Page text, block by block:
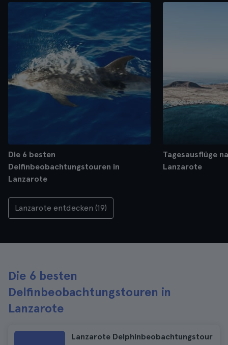
Die 6 besten
Delfinbeobachtungstouren in
Lanzarote
Tagesausflüge
Lanzarote
Lanzarote entdecken (19)
Die 6 besten
Delfinbeobachtungstouren in
Lanzarote
Lanzarote Delphinbeobachtungstour